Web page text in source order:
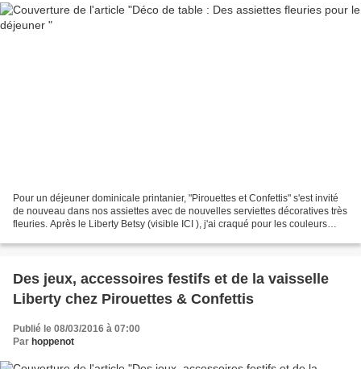
Pour un déjeuner dominicale printanier, "Pirouettes et Confettis" s'est invité
de nouveau dans nos assiettes avec de nouvelles serviettes décoratives très
fleuries. Après le Liberty Betsy (visible ICI ), j'ai craqué pour les couleurs
Des jeux, accessoires festifs et de la vaisselle
Liberty chez Pirouettes & Confettis
Publié le 08/03/2016 à 07:00
Par hoppenot